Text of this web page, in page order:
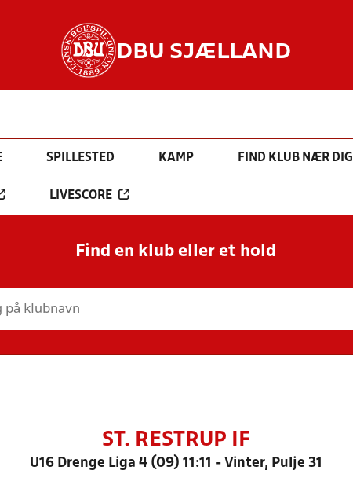
DBU SJÆLLAND
SPILLESTED KAMP FIND KLUB NÆR DIG
LIVESCORE
Find en klub eller et hold
ST. RESTRUP IF
U16 Drenge Liga 4 (09) 11:11 - Vinter, Pulje 31